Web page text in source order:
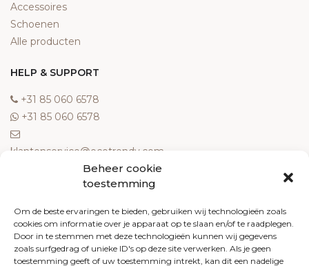
Beheer cookie
toestemming
Om de beste ervaringen te bieden, gebruiken wij technologieën zoals
cookies om informatie over je apparaat op te slaan en/of te raadplegen.
Door in te stemmen met deze technologieën kunnen wij gegevens
zoals surfgedrag of unieke ID's op deze site verwerken. Als je geen
toestemming geeft of uw toestemming intrekt, kan dit een nadelige
Accessoires
Schoenen
Alle producten
HELP & SUPPORT
‎+31 85 060 6578
‎+31 85 060 6578
klantenservice@ecotrendy.com
Meest gestelde vragen
Contact
Algemene voorwaarden
Retourneren